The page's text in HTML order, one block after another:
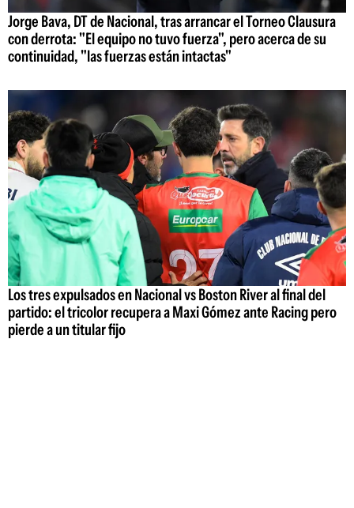
Jorge Bava, DT de Nacional, tras arrancar el Torneo Clausura
con derrota: "El equipo no tuvo fuerza", pero acerca de su
continuidad, "las fuerzas están intactas"
Los tres expulsados en Nacional vs Boston River al final del
partido: el tricolor recupera a Maxi Gómez ante Racing pero
pierde a un titular fijo